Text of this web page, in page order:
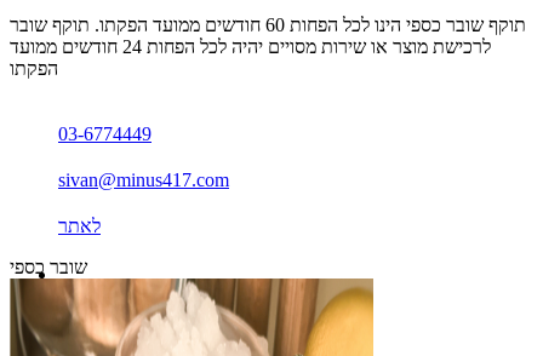
תוקף שובר כספי הינו לכל הפחות 60 חודשים ממועד הפקתו. תוקף שובר
לרכישת מוצר או שירות מסויים יהיה לכל הפחות 24 חודשים ממועד
הפקתו
03-6774449
sivan@minus417.com
לאתר
שובר כספי